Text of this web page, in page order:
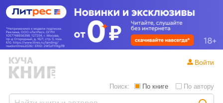
Поиск: По книге По автору
Войти